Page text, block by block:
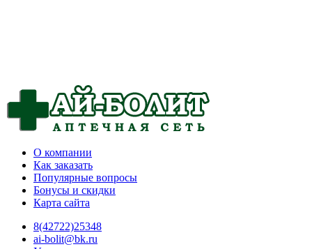
О компании
Как заказать
Популярные вопросы
Бонусы и скидки
Карта сайта
8(42722)25348
ai-bolit@bk.ru